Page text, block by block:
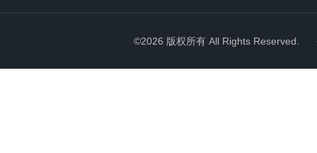
©2026 版权所有 All Rights Reserved.